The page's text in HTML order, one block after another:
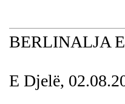
BERLINALJA
E Djelë,